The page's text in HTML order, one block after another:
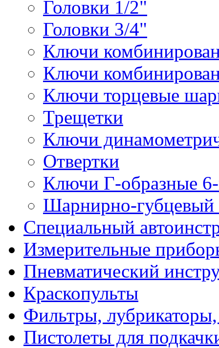
Головки 1/2"
Головки 3/4"
Ключи
Ключи
Ключи торцевые
Трещетки
Ключи
Отвертки
Ключи Г-образные
Шарнирно-губцевый
Специальный
Измерительные
Пневматический
Краскопульты
Фильтры,
Пистолеты для